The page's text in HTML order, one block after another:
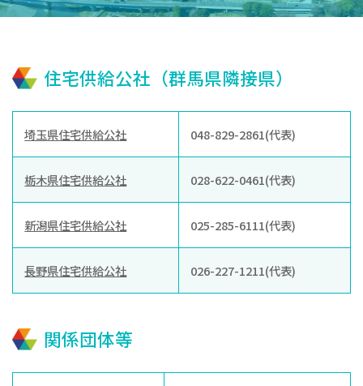
市営・町営住宅
賃貸店舗・事務所
相談センター
の方へ
利活用・管理
公社に
ついて
採用
情報
情報
住宅供給公社（群馬県隣接県）
埼玉県住宅供給公社 048-829-2861(代表)
栃木県住宅供給公社 028-622-0461(代表)
新潟県住宅供給公社 025-285-6111(代表)
長野県住宅供給公社 026-227-1211(代表)
関係団体等